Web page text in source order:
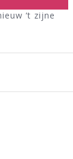
‘t zijne